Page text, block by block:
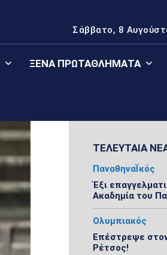
Σάββατο, 8
ΞΈΝΑ ΠΡΩΤΑΘΛΉΜΑΤΑ
ΤΕΛΕΥΤΑΙΑ
ΠαναθηναΪκός
Έξι
Ακαδημία του
Ολυμπιακός
Επέστρεψε
Ρέτσος!